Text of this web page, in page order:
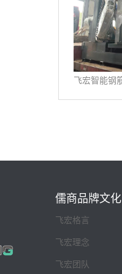
儒商品牌文化
飞宏格言
飞宏理念
飞宏团队